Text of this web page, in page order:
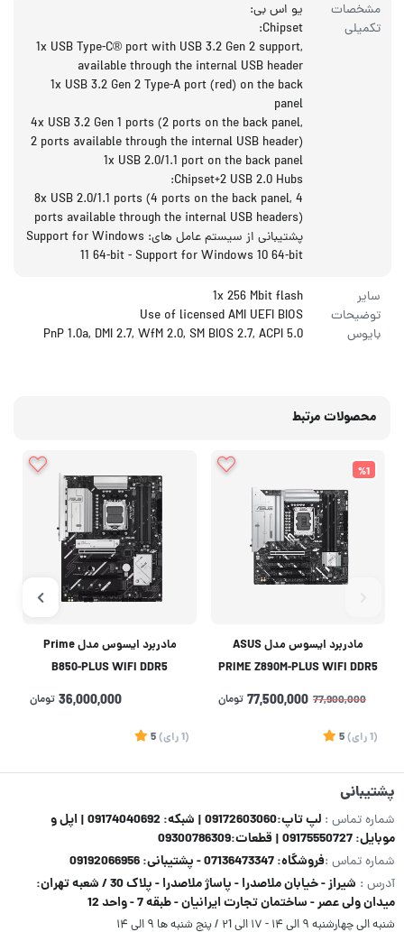
مشخصات
تکمیلی
یو اس بی:
Chipset:
1x USB Type-C® port with USB 3.2 Gen 2 support,
available through the internal USB header
1x USB 3.2 Gen 2 Type-A port (red) on the back
panel
4x USB 3.2 Gen 1 ports (2 ports on the back panel,
2 ports available through the internal USB header)
1x USB 2.0/1.1 port on the back panel
Chipset+2 USB 2.0 Hubs:
8x USB 2.0/1.1 ports (4 ports on the back panel, 4
ports available through the internal USB headers)
پشتیبانی از سیستم عامل های: Support for Windows
11 64-bit - Support for Windows 10 64-bit
سایر
توضیحات
بایوس
1x 256 Mbit flash
Use of licensed AMI UEFI BIOS
PnP 1.0a, DMI 2.7, WfM 2.0, SM BIOS 2.7, ACPI 5.0
محصولات مرتبط
%1
مادربرد ایسوس مدل ASUS
PRIME Z890M-PLUS WIFI DDR5
77,900,000
77,500,000 تومان
(1 رای)
5
مادربرد ایسوس مدل Prime
B850-PLUS WIFI DDR5
36,000,000 تومان
(1 رای)
5
پشتیبانی
شماره تماس :
لپ تاپ:09172603060 | شبکه: 09174040692 | اپل و
موبایل: 09175550727 | قطعات:09300786309
شماره تماس :فروشگاه: 07136473347 - پشتیبانی: 09192066956
آدرس :
شیراز - خیابان ملاصدرا - پاساژ ملاصدرا - پلاک 30 / شعبه تهران:
میدان ولی عصر - ساختمان تجارت ایرانیان - طبقه 7 - واحد 12
شنبه الی چهارشنبه ۹ الی ۱۴ - ۱۷ الی ۲1 / پنج شنبه ها ۹ الی ۱۴